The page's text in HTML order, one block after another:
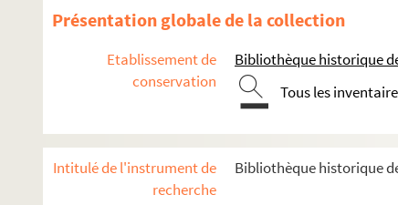
Présentation globale de la collection
Etablissement de
conservation
Bibliothèque historique
Tous les
Intitulé de l'instrument de
recherche
Bibliothèque historique
Tartuffe (1967)
Les fausses confidences (1968)
La Mégère apprivoisée (1968)
Le mariage de Figaro (1968)
Le Capitaine Fracasse (1968)
La Maison de Bernarda Alba (1968)